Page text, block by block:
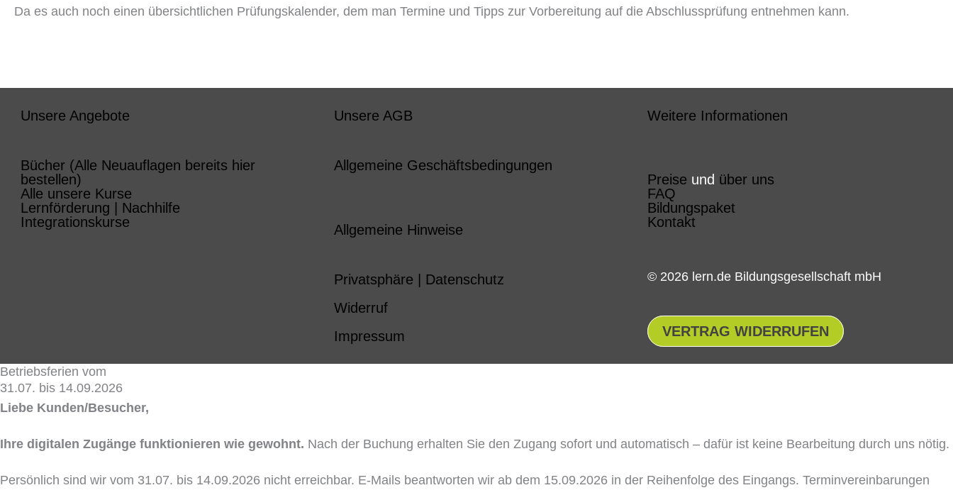
Da es auch noch einen übersichtlichen Prüfungskalender, dem man Termine und Tipps zur Vorbereitung auf die Abschlussprüfung entnehmen kann.
Unsere Angebote
Bücher (Alle Neuauflagen bereits hier
bestellen)
Alle unsere Kurse
Lernförderung | Nachhilfe
Integrationskurse
Unsere AGB
Allgemeine Geschäftsbedingungen
Allgemeine Hinweise
Privatsphäre | Datenschutz
Widerruf
Impressum
Weitere Informationen
Preise und über uns
FAQ
Bildungspaket
Kontakt
© 2026 lern.de Bildungsgesellschaft mbH
VERTRAG WIDERRUFEN
Betriebsferien vom
31.07. bis 14.09.2026
Liebe Kunden/Besucher,
Ihre digitalen Zugänge funktionieren wie gewohnt. Nach der Buchung erhalten Sie den Zugang sofort und automatisch – dafür ist keine Bearbeitung durch uns nötig.
Persönlich sind wir vom 31.07. bis 14.09.2026 nicht erreichbar. E-Mails beantworten wir ab dem 15.09.2026 in der Reihenfolge des Eingangs. Terminvereinbarungen